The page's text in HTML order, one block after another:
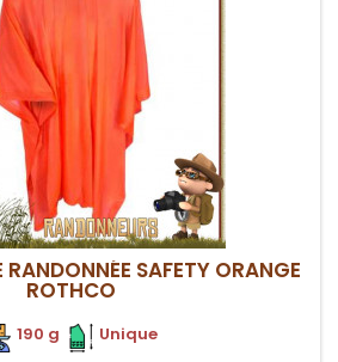
SAFETY ORANGE
ROTHCO
190 g
Unique